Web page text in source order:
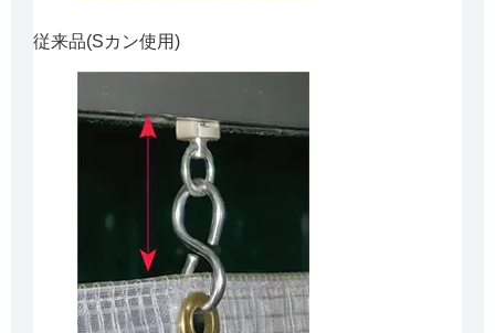
従来品(Sカン使用)